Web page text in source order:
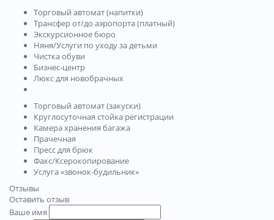
Торговый автомат (напитки)
Трансфер от/до аэропорта (платный)
Экскурсионное бюро
Няня/Услуги по уходу за детьми
Чистка обуви
Бизнес-центр
Люкс для новобрачных
Торговый автомат (закуски)
Круглосуточная стойка регистрации
Камера хранения багажа
Прачечная
Пресс для брюк
Факс/Ксерокопирование
Услуга «звонок-будильник»
Отзывы
Оставить отзыв
Ваше имя